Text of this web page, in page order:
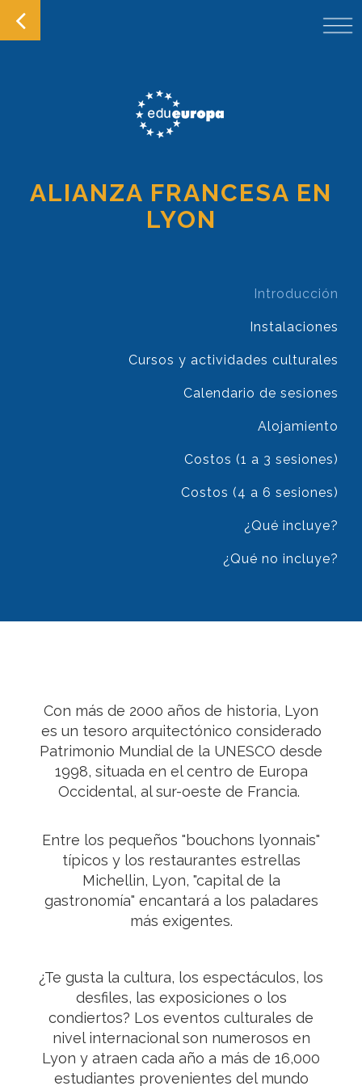
ALIANZA FRANCESA EN
LYON
Introducción
Instalaciones
Cursos y actividades culturales
Calendario de sesiones
Alojamiento
Costos (1 a 3 sesiones)
Costos (4 a 6 sesiones)
¿Qué incluye?
¿Qué no incluye?
Con más de 2000 años de historia, Lyon
es un tesoro arquitectónico considerado
Patrimonio Mundial de la UNESCO desde
1998, situada en el centro de Europa
Occidental, al sur-oeste de Francia.
Entre los pequeños "bouchons lyonnais"
típicos y los restaurantes estrellas
Michellin, Lyon, "capital de la
gastronomía" encantará a los paladares
más exigentes.
¿Te gusta la cultura, los espectáculos, los
desfiles, las exposiciones o los
condiertos? Los eventos culturales de
nivel internacional son numerosos en
Lyon y atraen cada año a más de 16,000
estudiantes provenientes del mundo